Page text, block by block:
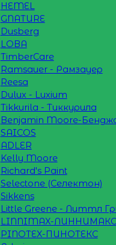
HEMEL
GNATURE
Dusberg
LOBA
TimberCare
Ramsauer - Рамзауер
Reesa
Dulux - Luxium
Tikkurila - Тиккурила
Benjamin Moore-
SAICOS
ADLER
Kelly Moore
Richard's Paint
Selectone (Селектон)
Sikkens
Little Greene - Литтл
LINNIMAX-ЛИННИМАКС
PINOTEX-ПИНОТЕКС